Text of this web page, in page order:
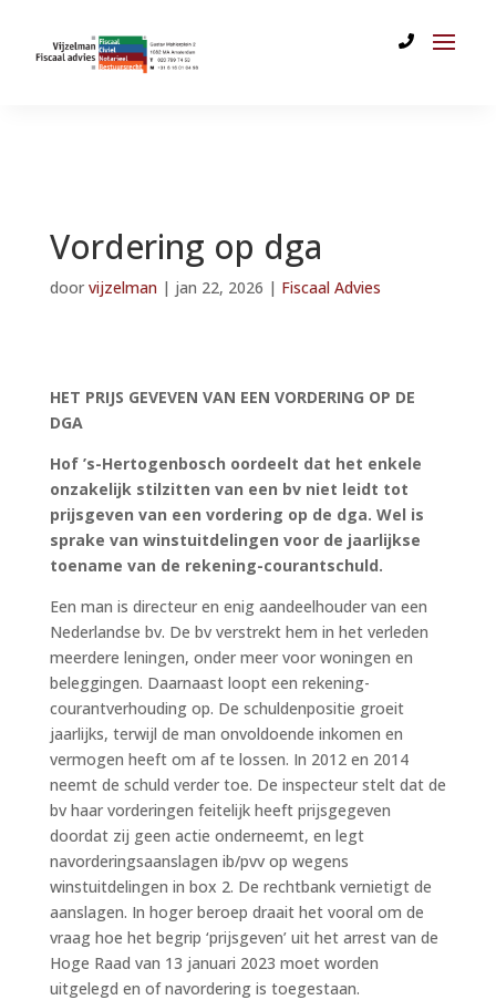
Vordering op dga
door vijzelman| jan 22, 2026 | Fiscaal Advies
HET PRIJS GEVEVEN VAN EEN VORDERING OP DE
DGA
Hof ’s-Hertogenbosch oordeelt dat het enkele
onzakelijk stilzitten van een bv niet leidt tot
prijsgeven van een vordering op de dga. Wel is
sprake van winstuitdelingen voor de jaarlijkse
toename van de rekening-courantschuld.
Een man is directeur en enig aandeelhouder van een
Nederlandse bv. De bv verstrekt hem in het verleden
meerdere leningen, onder meer voor woningen en
beleggingen. Daarnaast loopt een rekening-
courantverhouding op. De schuldenpositie groeit
jaarlijks, terwijl de man onvoldoende inkomen en
vermogen heeft om af te lossen. In 2012 en 2014
neemt de schuld verder toe. De inspecteur stelt dat de
bv haar vorderingen feitelijk heeft prijsgegeven
doordat zij geen actie onderneemt, en legt
navorderingsaanslagen ib/pvv op wegens
winstuitdelingen in box 2. De rechtbank vernietigt de
aanslagen. In hoger beroep draait het vooral om de
vraag hoe het begrip ‘prijsgeven’ uit het arrest van de
Hoge Raad van 13 januari 2023 moet worden
uitgelegd en of navordering is toegestaan.